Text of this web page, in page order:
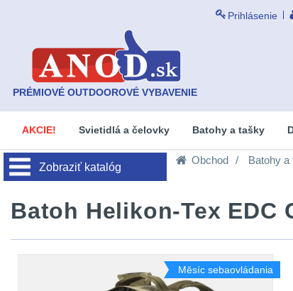
Prihlásenie
PRÉMIOVÉ OUTDOOROVÉ VYBAVENIE
AKCIE! Svietidlá a čelovky Batohy a tašky
Zobraziť katalóg
Obchod Batohy a
Batoh Helikon-Tex EDC
Měsíc sebaovládania